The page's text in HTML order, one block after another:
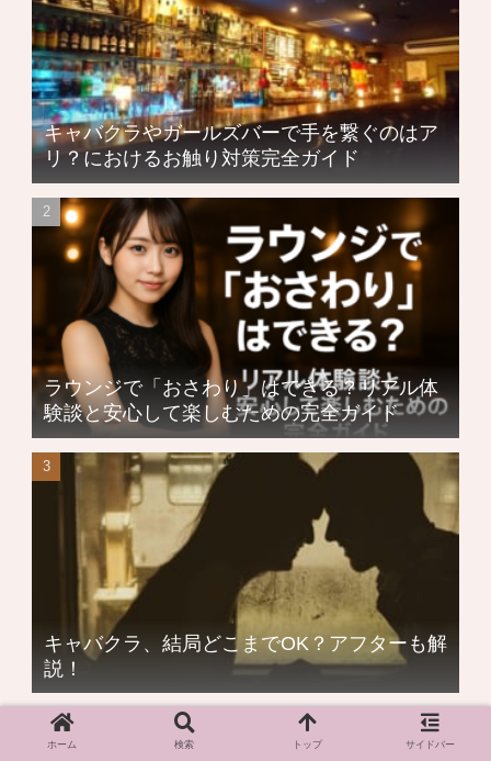
キャバクラやガールズバーで手を繋ぐのはア
リ？におけるお触り対策完全ガイド
ラウンジで「おさわり」はできる？リアル体
験談と安心して楽しむための完全ガイド
キャバクラ、結局どこまでOK？アフターも解
説！
ホーム 検索 トップ サイドバー